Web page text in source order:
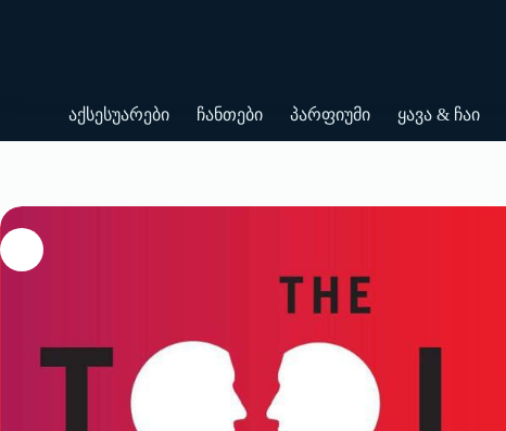
აქსესუარები ჩანთები პარფიუმი ყავა & ჩაი